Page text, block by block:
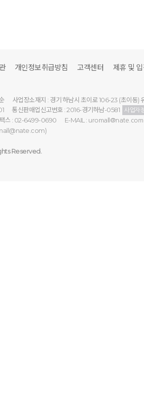
개인정보취급방침 고객센터 제휴 및
사업장소재지 : 경기 하남시 초이로 106-23 (초이동)
통신판매업신고번호 : 2016-경기하남-0581 사업자
팩스 : 02-6499-0690 E-MAIL : uromall@nate.com
Reserved.